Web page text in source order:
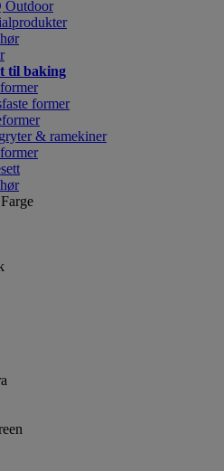
Outdoor
til baking
former
& ramekiner